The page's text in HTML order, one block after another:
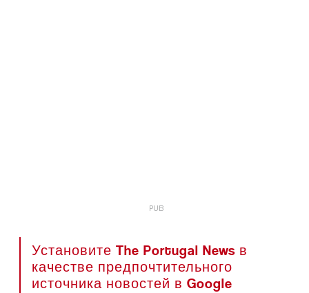
Установите The Portugal News в
качестве предпочтительного
источника новостей в Google